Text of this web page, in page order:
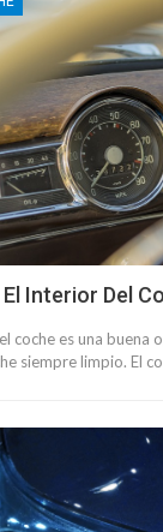
Interior Del
coche es una buena
siempre limpio. El